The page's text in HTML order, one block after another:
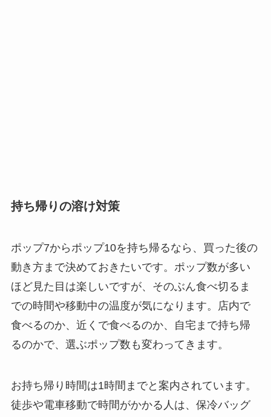
持ち帰りの溶け対策
ポップ7からポップ10を持ち帰るなら、買った後の
動き方まで決めておきたいです。ポップ数が多い
ほど見た目は楽しいですが、そのぶん食べ切るま
での時間や移動中の温度が気になります。店内で
食べるのか、近くで食べるのか、自宅まで持ち帰
るのかで、選ぶポップ数も変わってきます。
お持ち帰り時間は1時間までと案内されています。
徒歩や電車移動で時間がかかる人は、保冷バッグ